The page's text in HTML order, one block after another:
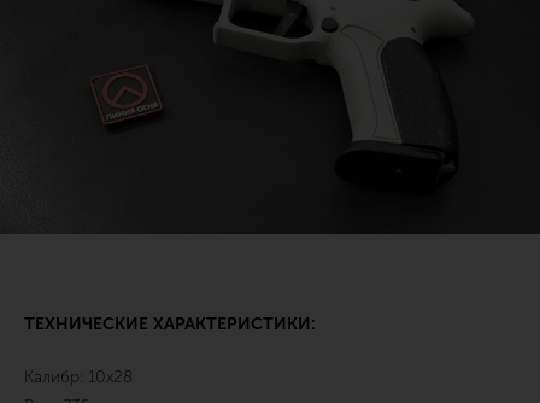
ТЕХНИЧЕСКИЕ ХАРАКТЕРИСТИКИ:
Калибр: 10х28